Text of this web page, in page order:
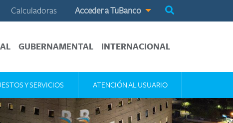
Calculadoras Acceder a TuBanco
Y SERVICIOS ATENCIÓN AL USUARIO
GUBERNAMENTAL INTERNACIONAL